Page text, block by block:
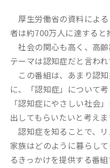
厚生労働省の資料によ
者は約700万人に達すると
社会の関心も高く、高
テーマは認知症だと言われ
この番組は、あまり認
に、「認知症」について
「認知症にやさしい社会
出してもらいたいと考えま
認知症を知ることで、
家族はどのように暮らし
るきっかけを提供する番組